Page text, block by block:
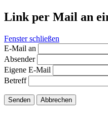
Link per Mail an
Fenster schließen
E-Mail an
Absender
Eigene E-Mail
Betreff
Senden Abbrechen